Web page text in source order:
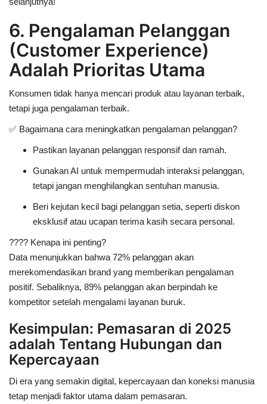
6. Pengalaman Pelanggan
(Customer Experience)
Adalah Prioritas Utama
Konsumen tidak hanya mencari produk atau layanan terbaik,
tetapi juga pengalaman terbaik.
✅ Bagaimana cara meningkatkan pengalaman pelanggan?
Pastikan layanan pelanggan responsif dan ramah.
Gunakan AI untuk mempermudah interaksi pelanggan,
tetapi jangan menghilangkan sentuhan manusia.
Beri kejutan kecil bagi pelanggan setia, seperti diskon
eksklusif atau ucapan terima kasih secara personal.
???? Kenapa ini penting?
Data menunjukkan bahwa 72% pelanggan akan
merekomendasikan brand yang memberikan pengalaman
positif. Sebaliknya, 89% pelanggan akan berpindah ke
kompetitor setelah mengalami layanan buruk.
Kesimpulan: Pemasaran di 2025
adalah Tentang Hubungan dan
Kepercayaan
Di era yang semakin digital, kepercayaan dan koneksi manusia
tetap menjadi faktor utama dalam pemasaran.